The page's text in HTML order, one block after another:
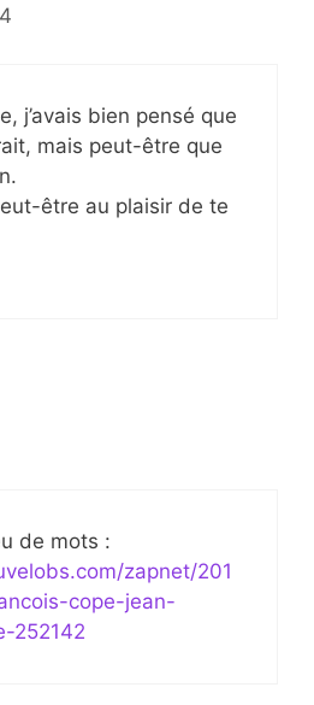
j’avais bien pensé que
mais peut-être que
être au plaisir de te
de mots :
zapnet/201
cope-jean-
252142